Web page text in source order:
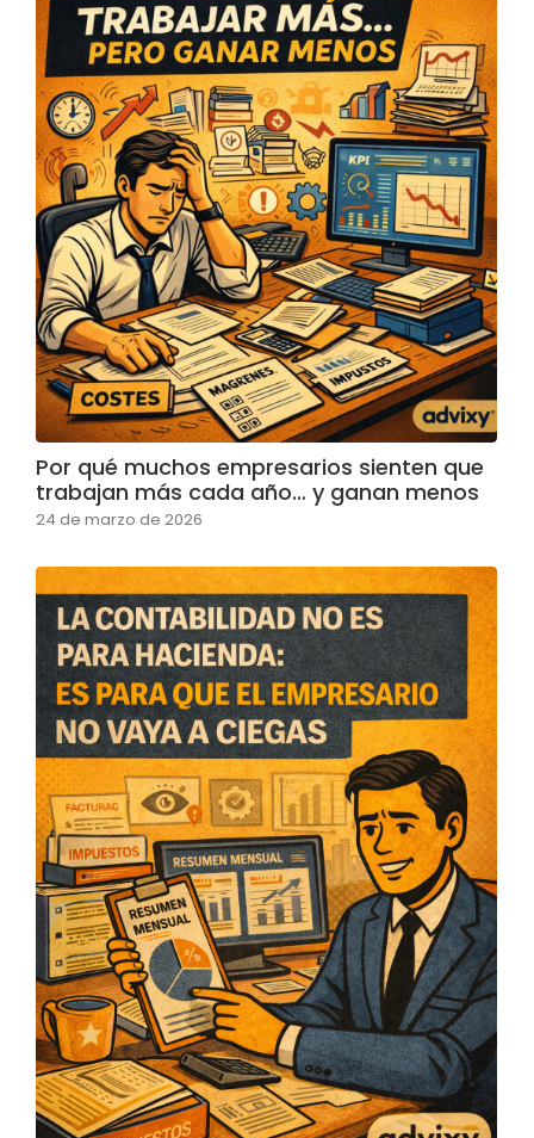
Por qué muchos empresarios sienten que
trabajan más cada año… y ganan menos
24 de marzo de 2026